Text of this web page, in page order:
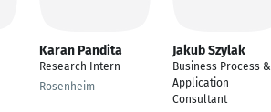
Karan Pandita
Research Intern
Rosenheim
Jakub Szylak
Business Process &
Application
Consultant